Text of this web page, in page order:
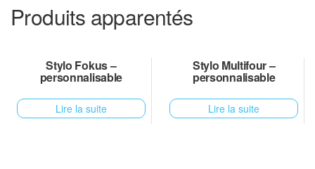
Produits apparentés
Stylo Fokus –
personnalisable
Lire la suite
Stylo Multifour –
personnalisable
Lire la suite